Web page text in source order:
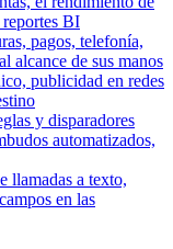
BI
pagos, telefonía,
alcance de sus manos
publicidad en redes
y disparadores
automatizados,
llamadas a texto,
en las